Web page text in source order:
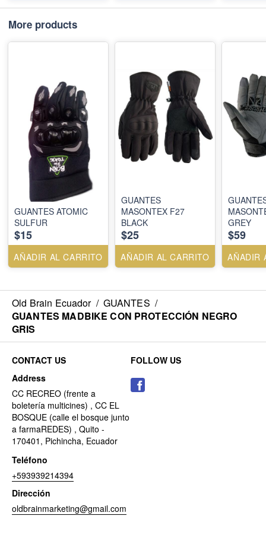
More products
GUANTES ATOMIC
SULFUR
$15
AÑADIR AL CARRITO
GUANTES
MASONTEX F27
BLACK
$25
AÑADIR AL CARRITO
GREY
$59
AÑADIR
Old Brain Ecuador / GUANTES /
GUANTES MADBIKE CON PROTECCIÓN NEGRO
GRIS
CONTACT US
Address
CC RECREO (frente a
boletería multicines) , CC EL
BOSQUE (calle el bosque junto
a farmaREDES) , Quito -
170401, Pichincha, Ecuador
Teléfono
+593939214394
Dirección
oldbrainmarketing@gmail.com
FOLLOW US